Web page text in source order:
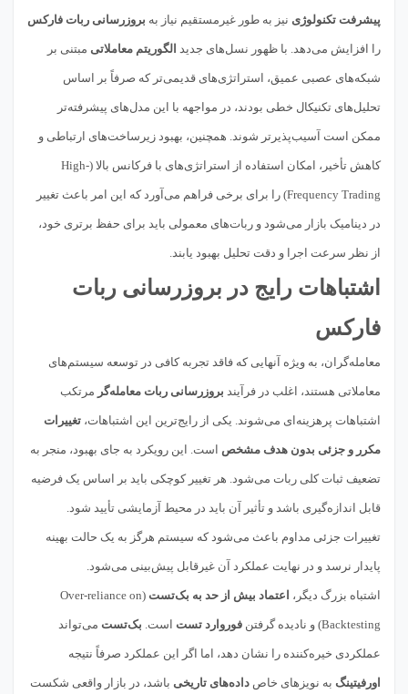
پیشرفت تکنولوژی نیز به طور غیرمستقیم نیاز به بروزرسانی ربات فارکس
را افزایش می‌دهد. با ظهور نسل‌های جدید الگوریتم معاملاتی مبتنی بر
شبکه‌های عصبی عمیق، استراتژی‌های قدیمی‌تر که صرفاً بر اساس
تحلیل‌های تکنیکال خطی بودند، در مواجهه با این مدل‌های پیشرفته‌تر
ممکن است آسیب‌پذیرتر شوند. همچنین، بهبود زیرساخت‌های ارتباطی و
کاهش تأخیر، امکان استفاده از استراتژی‌های با فرکانس بالا (High-
Frequency Trading) را برای برخی فراهم می‌آورد که این امر باعث تغییر
در دینامیک بازار می‌شود و ربات‌های معمولی باید برای حفظ برتری خود،
از نظر سرعت اجرا و دقت تحلیل بهبود یابند.
اشتباهات رایج در بروزرسانی ربات
فارکس
معامله‌گران، به ویژه آنهایی که فاقد تجربه کافی در توسعه سیستم‌های
معاملاتی هستند، اغلب در فرآیند بروزرسانی ربات معامله‌گر مرتکب
اشتباهات پرهزینه‌ای می‌شوند. یکی از رایج‌ترین این اشتباهات، تغییرات
مکرر و جزئی بدون هدف مشخص است. این رویکرد به جای بهبود، منجر به
تضعیف ثبات کلی ربات می‌شود. هر تغییر کوچکی باید بر اساس یک فرضیه
قابل اندازه‌گیری باشد و تأثیر آن باید در محیط آزمایشی تأیید شود.
تغییرات جزئی مداوم باعث می‌شود که سیستم هرگز به یک حالت بهینه
پایدار نرسد و در نهایت عملکرد آن غیرقابل پیش‌بینی می‌شود.
اشتباه بزرگ دیگر، اعتماد بیش از حد به بک‌تست (Over-reliance on
Backtesting) و نادیده گرفتن فوروارد تست است. بک‌تست می‌تواند
عملکردی خیره‌کننده را نشان دهد، اما اگر این عملکرد صرفاً نتیجه
اورفیتینگ به نویزهای خاص داده‌های تاریخی باشد، در بازار واقعی شکست